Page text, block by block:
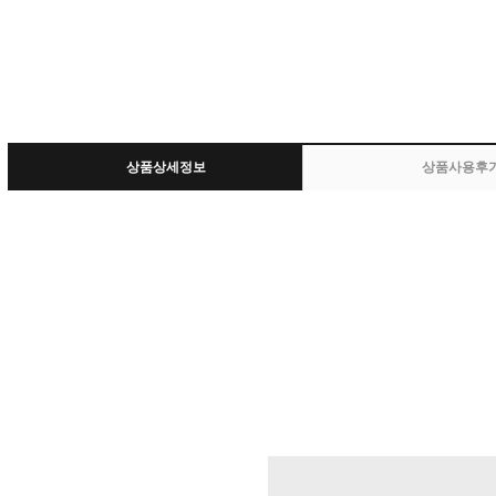
상품상세정보 상품사용후기